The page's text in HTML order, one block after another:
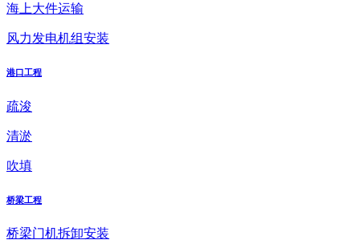
海上大件运输
风力发电机组安装
港口工程
疏浚
清淤
吹填
桥梁工程
桥梁门机拆卸安装